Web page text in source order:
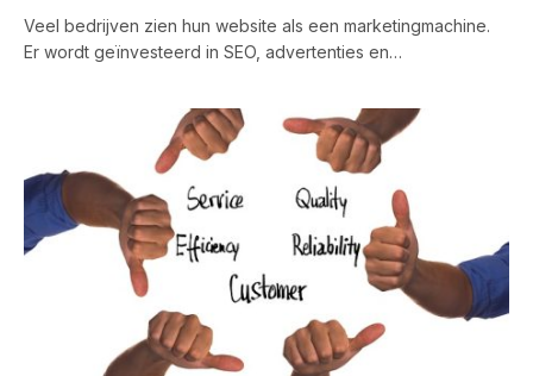
Veel bedrijven zien hun website als een marketingmachine.
Er wordt geïnvesteerd in SEO, advertenties en…